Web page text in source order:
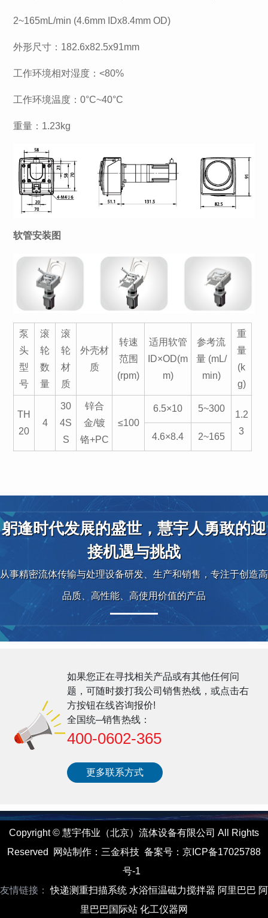
2~165mL/min (4.6mm IDx8.4mm OD)
外形尺寸：182.6x82.5x91mm
工作环境相对湿度：<80%
工作环境温度：0°C~40°C
重量：1.23kg
软管安装图
泵
头
型
号
滚
轮
数
量
滚
轮
材
质
外壳材
质
转速
范围
(rpm)
适用软管
ID×OD(m
m)
参考流
量 (mL/
min)
重
量
(k
g)
TH
20
4
30
4S
S
锌合
金/镀
铬+PC
≤100
6.5×10 5~300
1.2
3
4.6×8.4 2~165
躬逢时代发展的盛世，慧宇人勇敢的迎
接机遇与挑战
从事精密流体传输与处理设备研发、生产和销售，专注于创造高
品质、高性能、高使用价值的产品
如果您正在寻找相关产品或有其他任何问
题，可随时拨打我公司销售热线，或点击右
方按钮在线咨询报价!
全国统─销售热线：
400-0602-365
更多联系方式
Copyright© 慧宇伟业（北京）流体设备有限公司 All Rights
Reserved
网站制作 ： 三金科技 备案号： 京ICP备17025788
号-1
友情链接：快递测重扫描系统 水浴恒温磁力搅拌器 阿里巴巴 阿
里巴巴国际站 化工仪器网